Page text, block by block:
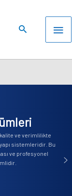
ve verimlilikte
sistemleridir. Bu
ve profesyonel